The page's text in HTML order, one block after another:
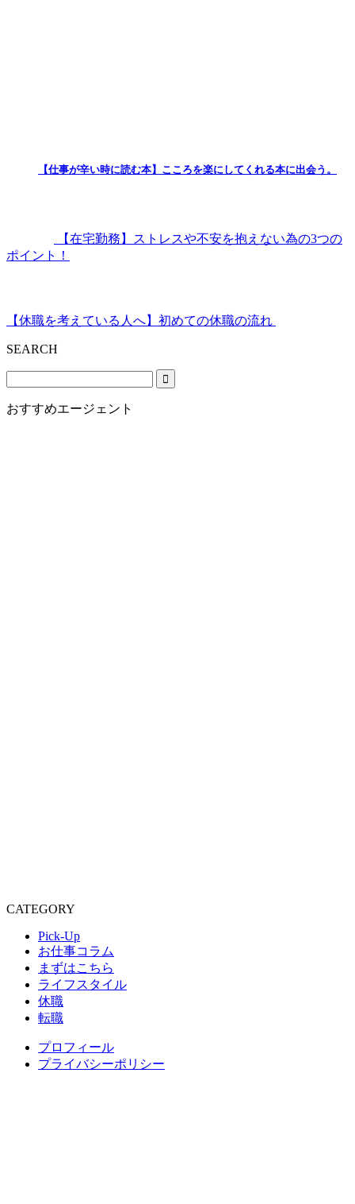
【仕事が辛い時に読む本】こころを楽にしてくれる本に出会う。
【在宅勤務】ストレスや不安を抱えない為の3つの
ポイント！
【休職を考えている人へ】初めての休職の流れ
SEARCH
おすすめエージェント
CATEGORY
Pick-Up
お仕事コラム
まずはこちら
ライフスタイル
休職
転職
プロフィール
プライバシーポリシー